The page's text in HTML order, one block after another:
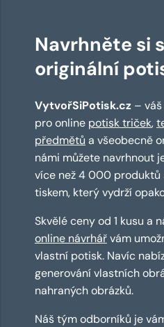
Navrhněte si
originální
VytvořSiPotisk.cz –
pro online potisk triček,
předmětů a všeobecně
námi můžete navrhnout
více než 4 000
tiskem, který vydrží
Skvělé ceny od 1 kusu a
online návrhářvám
vlastní potisk. Navíc
generování vlastních
nahraných obrázků.
Náš tým odborníků je